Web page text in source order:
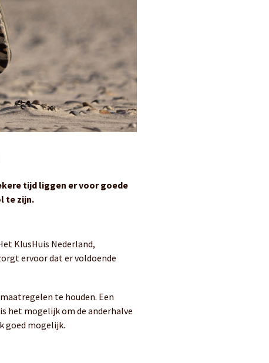
tijd liggen er voor goede
te zijn.
KlusHuis Nederland,
ervoor dat er voldoende
te houden. Een
het mogelijk om de anderhalve
goed mogelijk.